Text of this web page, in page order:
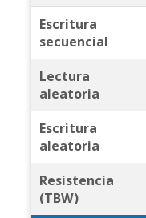
Escritura
secuencial
Lectura
aleatoria
Escritura
aleatoria
Resistencia
(TBW)